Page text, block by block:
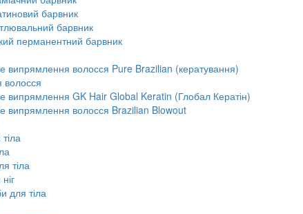
барвник
барвник
перманентний барвник
випрямлення волосся Pure Brazilian (кератування)
волосся
випрямлення GK Hair Global Keratin (Глобал Кератін)
випрямлення волосся Brazilian Blowout
тіла
для тіла